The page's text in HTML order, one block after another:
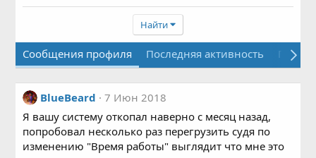
Найти
Сообщения профиля Последняя активность
BlueBeard
7 Июн 2018
Я вашу систему откопал наверно с месяц назад,
попробовал несколько раз перегрузить судя по
изменению "Время работы" выглядит что мне это